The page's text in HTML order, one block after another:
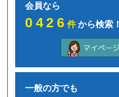
会員なら
0426件から検索！
一般の方でも